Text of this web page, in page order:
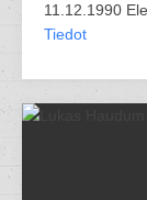
11.12.1990
Tiedot